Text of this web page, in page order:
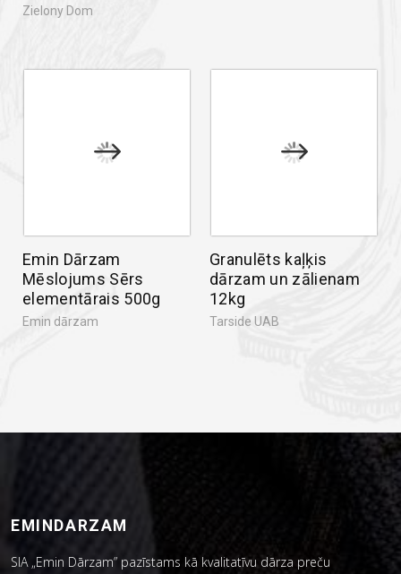
Zielony Dom
Emin Dārzam
Mēslojums Sērs
elementārais 500g
Emin dārzam
Granulēts kaļķis
dārzam un zālienam
12kg
Tarside UAB
EMINDARZAM
SIA „Emin Dārzam” pazīstams kā kvalitatīvu dārza preču